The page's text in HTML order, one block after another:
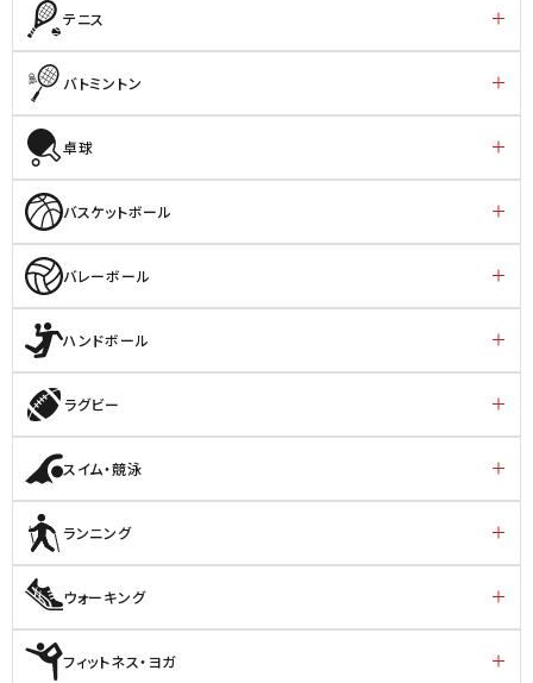
テニス
バトミントン
卓球
バスケットボール
バレーボール
ハンドボール
ラグビー
スイム・競泳
ランニング
ウォーキング
フィットネス・ヨガ